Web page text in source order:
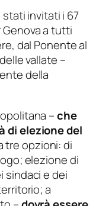
stati invitati i 67
Genova a tutti
dal Ponente al
vallate –
della
–che
di elezione del
tre opzioni: di
elezione di
sindaci e dei
a